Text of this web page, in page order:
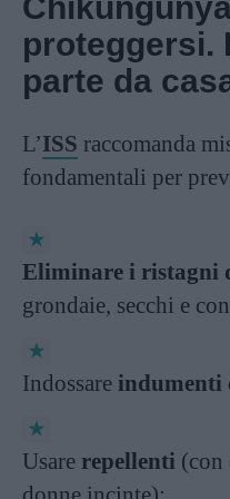
proteggersi.
parte da
L’ISS raccomanda
fondamentali per
Eliminare i ristagni
grondaie, secchi e
Indossare indumenti
Usare repellenti (con